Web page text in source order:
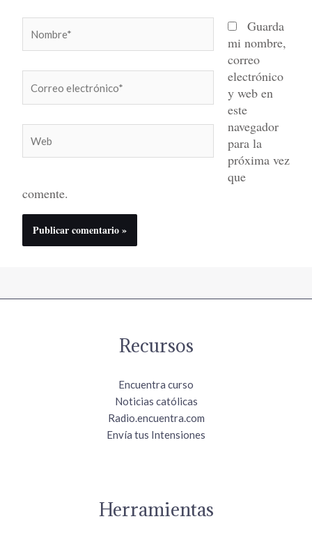
electrónico*
Guarda
mi nombre,
correo
electrónico
y web en
este
navegador
para la
próxima vez
que
comente.
Recursos
Encuentra curso
Noticias católicas
Radio.encuentra.com
Envía tus Intensiones
Herramientas